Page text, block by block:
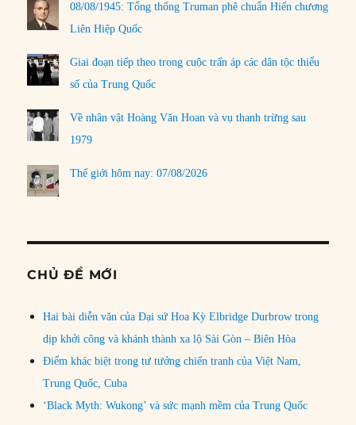
08/08/1945: Tổng thống Truman phê chuẩn Hiến chương
Liên Hiệp Quốc
Giai đoạn tiếp theo trong cuộc trấn áp các dân tộc thiểu
số của Trung Quốc
Về nhân vật Hoàng Văn Hoan và vụ thanh trừng sau
1979
Thế giới hôm nay: 07/08/2026
CHỦ ĐỀ MỚI
Hai bài diễn văn của Đại sứ Hoa Kỳ Elbridge Durbrow trong
dịp khởi công và khánh thành xa lộ Sài Gòn – Biên Hòa
Điểm khác biệt trong tư tưởng chiến tranh của Việt Nam,
Trung Quốc, Cuba
‘Black Myth: Wukong’ và sức mạnh mềm của Trung Quốc